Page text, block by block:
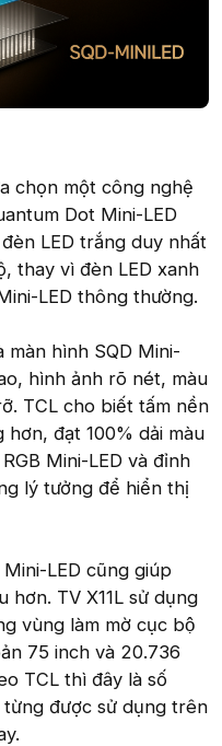
chọn một công nghệ
Dot Mini-LED
LED trắng duy nhất
thay vì đèn LED xanh
LED thông thường.
màn hình SQD Mini-
hình ảnh rõ nét, màu
TCL cho biết tấm nền
hơn, đạt 100% dải màu
Mini-LED và đỉnh
lý tưởng để hiển thị
LED cũng giúp
hơn. TV X11L sử dụng
vùng làm mờ cục bộ
75 inch và 20.736
TCL thì đây là số
được sử dụng trên